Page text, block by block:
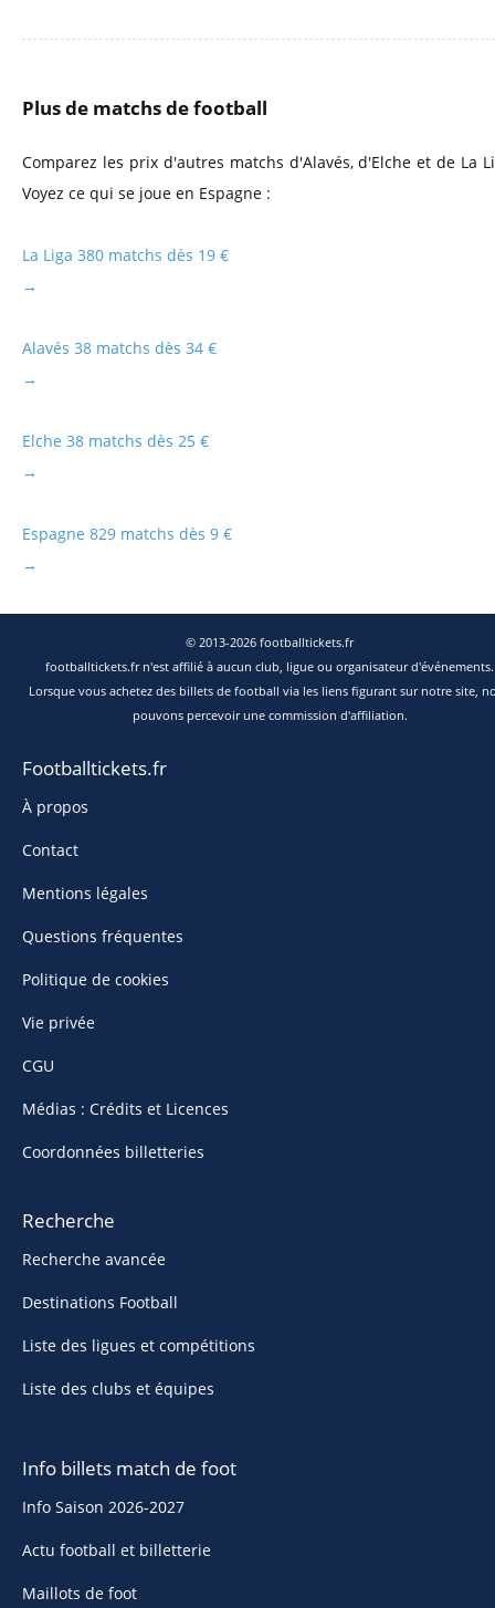
Plus de matchs de football
Comparez les prix d'autres matchs d'Alavés, d'Elche et de La
Voyez ce qui se joue en Espagne :
La Liga 380 matchs dès 19 €
→
Alavés 38 matchs dès 34 €
→
Elche 38 matchs dès 25 €
→
Espagne 829 matchs dès 9 €
→
© 2013-2026 footballtickets.fr
footballtickets.fr n'est affilié à aucun club, ligue ou organisateur d'événements.
Lorsque vous achetez des billets de football via les liens figurant sur notre site,
pouvons percevoir une commission d'affiliation.
Footballtickets.fr
À propos
Contact
Mentions légales
Questions fréquentes
Politique de cookies
Vie privée
CGU
Médias : Crédits et Licences
Coordonnées billetteries
Recherche
Recherche avancée
Destinations Football
Liste des ligues et compétitions
Liste des clubs et équipes
Info billets match de foot
Info Saison 2026-2027
Actu football et billetterie
Maillots de foot